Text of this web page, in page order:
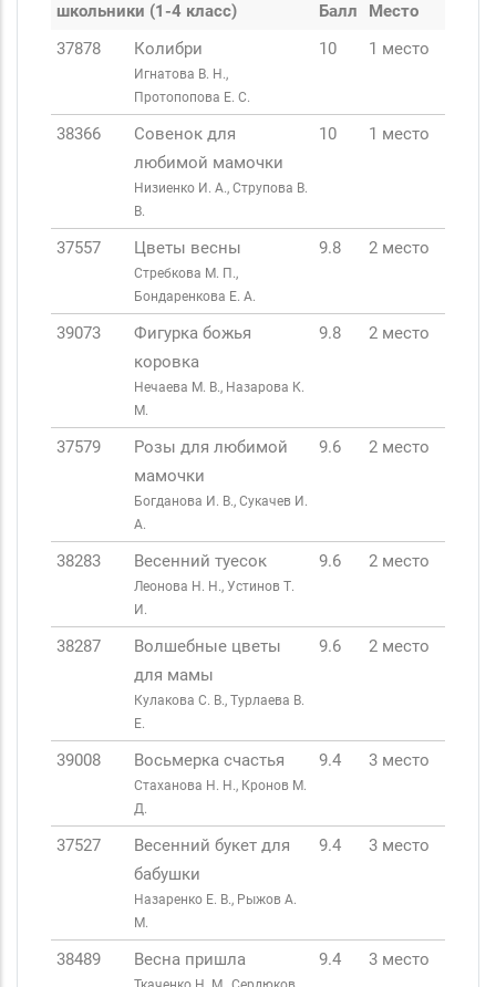
школьники (1-4 класс)
Балл
Место
37878
Колибри
Игнатова В. Н.,
Протопопова Е. С.
10 1 место
38366
Совенок для
любимой мамочки
Низиенко И. А., Струпова В.
В.
10 1 место
37557 Цветы весны
Стребкова М. П.,
Бондаренкова Е. А.
9.8 2 место
39073
Фигурка божья
коровка
Нечаева М. В., Назарова К.
М.
9.8 2 место
37579
Розы для любимой
мамочки
Богданова И. В., Сукачев И.
А.
9.6 2 место
38283 Весенний туесок
Леонова Н. Н., Устинов Т.
И.
9.6 2 место
38287
Волшебные цветы
для мамы
Кулакова С. В., Турлаева В.
Е.
9.6 2 место
39008 Восьмерка счастья
Стаханова Н. Н., Кронов М.
Д.
9.4 3 место
37527
Весенний букет для
бабушки
Назаренко Е. В., Рыжов А.
М.
9.4 3 место
38489 Весна пришла 9.4 3 место